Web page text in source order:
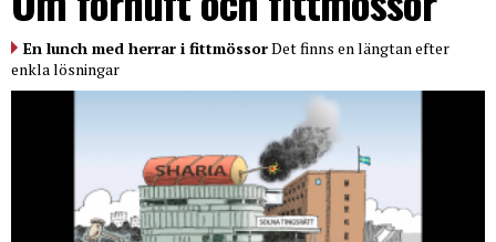
En lunch med herrar i fittmössorDet finns en längtan efter
enkla lösningar